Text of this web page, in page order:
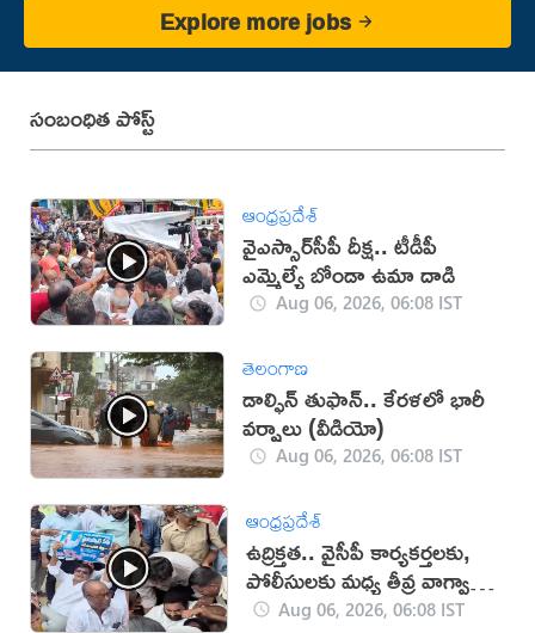
Explore more jobs
సంబంధిత పోస్ట్
ఆంధ్రప్రదేశ్
వైఎస్సార్‌సీపీ దీక్ష.. టీడీపీ
ఎమ్మెల్యే బోండా ఉమా దాడి
Aug 06, 2026, 06:08 IST
తెలంగాణ
డాల్ఫిన్ తుఫాన్.. కేరళలో భారీ
వర్షాలు (వీడియో)
Aug 06, 2026, 06:08 IST
ఆంధ్రప్రదేశ్
ఉద్రిక్తత.. వైసీపీ కార్యకర్తలకు,
పోలీసులకు మధ్య తీవ్ర వాగ్వాదం
(VIDEO)
Aug 06, 2026, 06:08 IST